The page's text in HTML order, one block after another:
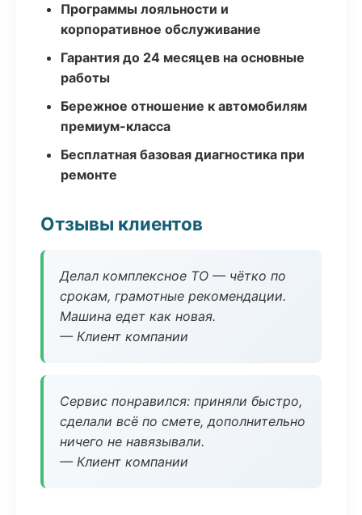
Программы лояльности и
корпоративное обслуживание
Гарантия до 24 месяцев на основные
работы
Бережное отношение к автомобилям
премиум-класса
Бесплатная базовая диагностика при
ремонте
Отзывы клиентов
Делал комплексное ТО — чётко по
срокам, грамотные рекомендации.
Машина едет как новая.
— Клиент компании
Сервис понравился: приняли быстро,
сделали всё по смете, дополнительно
ничего не навязывали.
— Клиент компании